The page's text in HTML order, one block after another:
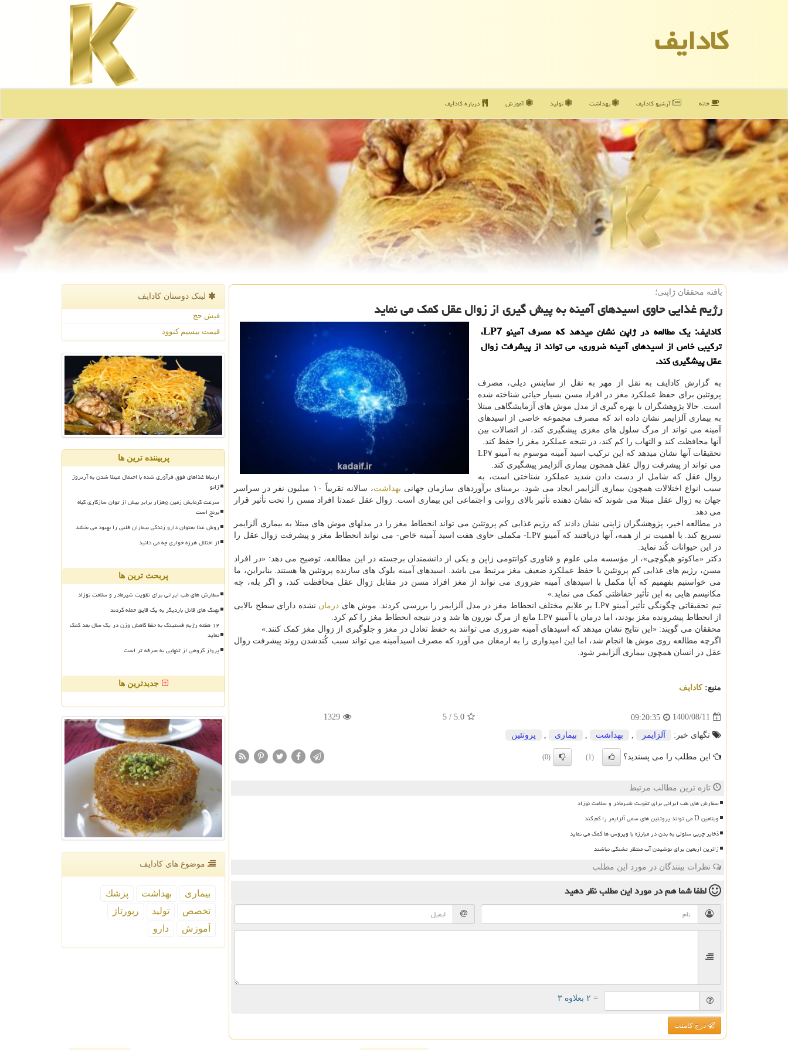
كادایف
خانه آرشیو كادایف بهداشت تولید آموزش درباره كادایف
یافته محققان ژاپنی؛
رژیم غذایی حاوی اسیدهای آمینه به پیش گیری از زوال عقل کمک می نماید
کادایف: یک مطالعه در ژاپن نشان میدهد که مصرف آمینو LP7،
ترکیبی خاص از اسیدهای آمینه ضروری، می تواند از پیشرفت زوال
عقل پیشگیری کند.
به گزارش کادایف به نقل از مهر به نقل از ساینس دیلی، مصرف
پروتئین برای حفظ عملکرد مغز در افراد مسن بسیار حیاتی شناخته شده
است. حالا پژوهشگران با بهره گیری از مدل موش های آزمایشگاهی مبتلا
به بیماری آلزایمر نشان داده اند که مصرف مجموعه خاصی از اسیدهای
آمینه می تواند از مرگ سلول های مغزی پیشگیری کند، از اتصالات بین
آنها محافظت کند و التهاب را کم کند، در نتیجه عملکرد مغز را حفظ کند.
تحقیقات آنها نشان میدهد که این ترکیب اسید آمینه موسوم به آمینو LP۷
می تواند از پیشرفت زوال عقل همچون بیماری آلزایمر پیشگیری کند.
زوال عقل که شامل از دست دادن شدید عملکرد شناختی است، به
سبب انواع اختلالات همچون بیماری آلزایمر ایجاد می شود. برمبنای برآوردهای سازمان جهانی بهداشت
، سالانه تقریباً ۱۰ میلیون نفر در سراسر
جهان به زوال عقل مبتلا می شوند که نشان دهنده تأثیر بالای روانی و اجتماعی این بیماری است. زوال عقل عمدتا افراد مسن را تحت تأثیر قرار
می دهد.
در مطالعه اخیر، پژوهشگران ژاپنی نشان دادند که رژیم غذایی کم پروتئین می تواند انحطاط مغز را در مدلهای موش های مبتلا به بیماری آلزایمر
تسریع کند. با اهمیت تر از همه، آنها دریافتند که آمینو LP۷- مکملی حاوی هفت اسید آمینه خاص- می تواند انحطاط مغز و پیشرفت زوال عقل را
در این حیوانات کُند نماید.
دکتر «ماکوتو هیگوچی»، از مؤسسه ملی علوم و فناوری کوانتومی ژاپن و یکی از دانشمندان برجسته در این مطالعه، توضیح می دهد: «در افراد
مسن، رژیم های غذایی کم پروتئین با حفظ عملکرد ضعیف مغز مرتبط می باشد. اسیدهای آمینه بلوک های سازنده پروتئین ها هستند. بنابراین، ما
می خواستیم بفهمیم که آیا مکمل با اسیدهای آمینه ضروری می تواند از مغز افراد مسن در مقابل زوال عقل محافظت کند، و اگر بله، چه
مکانیسم هایی به این تأثیر حفاظتی کمک می نماید.»
تیم تحقیقاتی چگونگی تأثیر آمینو LP۷ بر علایم مختلف انحطاط مغز در مدل آلزایمر را بررسی کردند. موش های
درمان نشده دارای سطح بالایی
از انحطاط پیشرونده مغز بودند، اما درمان با آمینو LP۷ مانع از مرگ نورون ها شد و در نتیجه انحطاط مغز را کم کرد.
محققان می گویند: «این نتایج نشان میدهد که اسیدهای آمینه ضروری می توانند به حفظ تعادل در مغز و جلوگیری از زوال مغز کمک کنند.»
اگرچه مطالعه روی موش ها انجام شد، اما این امیدواری را به ارمغان می آورد که مصرف اسیدآمینه می تواند سبب کُندشدن روند پیشرفت زوال
عقل در انسان همچون بیماری آلزایمر شود.
منبع:كادایف
1400/08/11
09:20:35
5.0
/
5
1329
تگهای خبر: آلزایمر , بهداشت , بیماری , پروتئین
این مطلب را می پسندید؟ (1)
(0)
تازه ترین مطالب مرتبط
سفارش های طب ایرانی برای تقویت شیرمادر و سلامت نوزاد
ویتامین D می تواند پروتئین های سمی آلزایمر را کم کند
ذخایر چربی سلولی به بدن در مبارزه با ویروس ها کمک می نماید
زائرین اربعین برای نوشیدن آب منتظر تشنگی نباشند
نظرات بینندگان در مورد این مطلب
لطفا شما همدر مورد این مطلبنظر دهید
= ۲ بعلاوه ۳
درج کامنت
لینک دوستان كادایف
فیش حج
قیمت بیسیم کنوود
پربیننده ترین ها
ارتباط غذاهای فوق فرآوری شده با احتمال مبتلا شدن به آرتروز
زانو
سرعت گرمایش زمین ۵هزار برابر بیش از توان سازگاری گیاه
برنج است
روش غذا بعنوان دارو زندگی بیماران قلبی را بهبود می بخشد
از اختلال هرزه خواری چه می دانید
پربحث ترین ها
سفارش های طب ایرانی برای تقویت شیرمادر و سلامت نوزاد
نهنگ های قاتل باردیگر به یک قایق حمله کردند
۱۲ هفته رژیم فستینگ به حفظ کاهش وزن در یک سال بعد کمک
نماید
پرواز گروهی از تنهایی به صرفه تر است
جدیدترین ها
موضوع های كادایف
بیماری بهداشت
پزشك
تخصص
تولید
رپورتاژ
آموزش
دارو